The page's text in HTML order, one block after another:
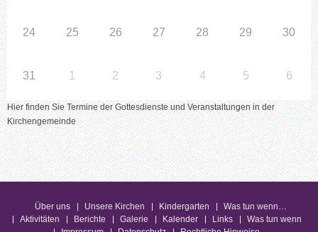
24 25 26 27 28 29 30
31 1 2 3 4 5 6
Hier finden Sie Termine der Gottesdienste und Veranstaltungen in der
Kirchengemeinde
Über uns Unsere Kirchen Kindergarten
Was tun wenn…
Aktivitäten
Berichte Galerie Kalender Links
Was tun wenn